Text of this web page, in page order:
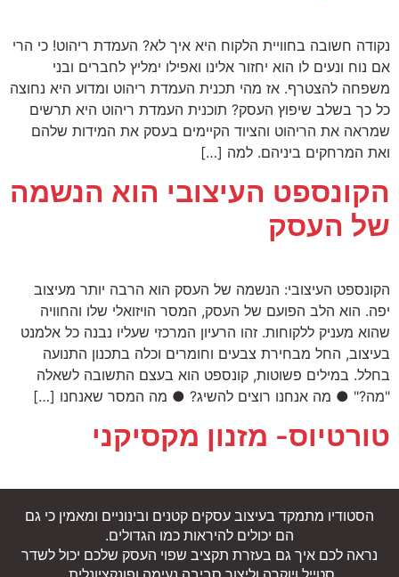
נקודה חשובה בחוויית הלקוח היא איך לא? העמדת ריהוט! כי הרי
אם נוח ונעים לו הוא יחזור אלינו ואפילו ימליץ לחברים ובני
משפחה להצטרף. אז מהי תכנית העמדת ריהוט ומדוע היא נחוצה
כל כך בשלב שיפוץ העסק? תוכנית העמדת ריהוט היא תרשים
שמראה את הריהוט והציוד הקיימים בעסק את המידות שלהם
ואת המרחקים ביניהם. למה […]
הקונספט העיצובי הוא הנשמה
של העסק
הקונספט העיצובי: הנשמה של העסק הוא הרבה יותר מעיצוב
יפה. הוא הלב הפועם של העסק, המסר הויזואלי שלו והחוויה
שהוא מעניק ללקוחות. זהו הרעיון המרכזי שעליו נבנה כל אלמנט
בעיצוב, החל מבחירת צבעים וחומרים וכלה בתכנון התנועה
בחלל. במילים פשוטות, קונספט הוא בעצם התשובה לשאלה
"מה?" ● מה אנחנו רוצים להשיג? ● מה המסר שאנחנו […]
טורטיוס- מזנון מקסיקני
הסטודיו מתמקד בעיצוב עסקים קטנים ובינוניים ומאמין כי גם
הם יכולים להיראות כמו הגדולים.
נראה לכם איך גם בעזרת תקציב שפוי העסק שלכם יכול לשדר